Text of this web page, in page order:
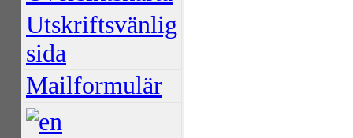
Utskriftsvänlig
sida
Mailformulär